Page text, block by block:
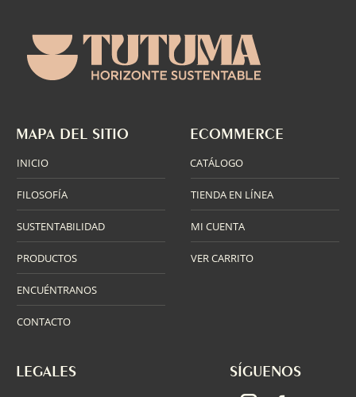
MAPA DEL SITIO
INICIO
FILOSOFÍA
SUSTENTABILIDAD
PRODUCTOS
ENCUÉNTRANOS
CONTACTO
ECOMMERCE
CATÁLOGO
TIENDA EN LÍNEA
MI CUENTA
VER CARRITO
LEGALES SÍGUENOS